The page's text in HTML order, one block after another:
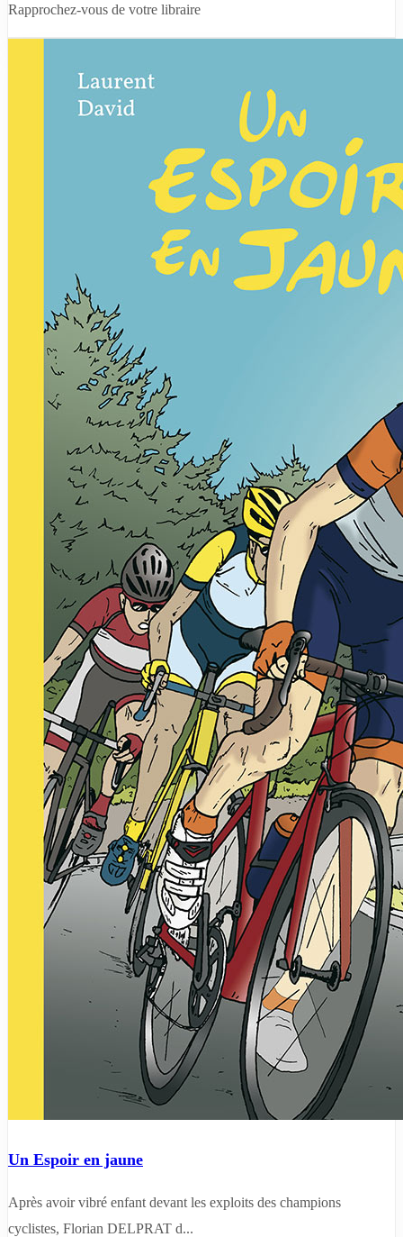
Rapprochez-vous de votre libraire
Un Espoir en jaune
Après avoir vibré enfant devant les exploits des champions
cyclistes, Florian DELPRAT d...